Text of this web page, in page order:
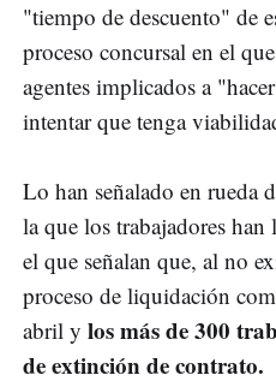
"tiempo de descuento" de
proceso concursal en el
agentes implicados a
intentar que tenga
Lo han señalado en rueda
la que los trabajadores
el que señalan que, al no
proceso de liquidación
abril y los más de 300
de extinción de contrato.